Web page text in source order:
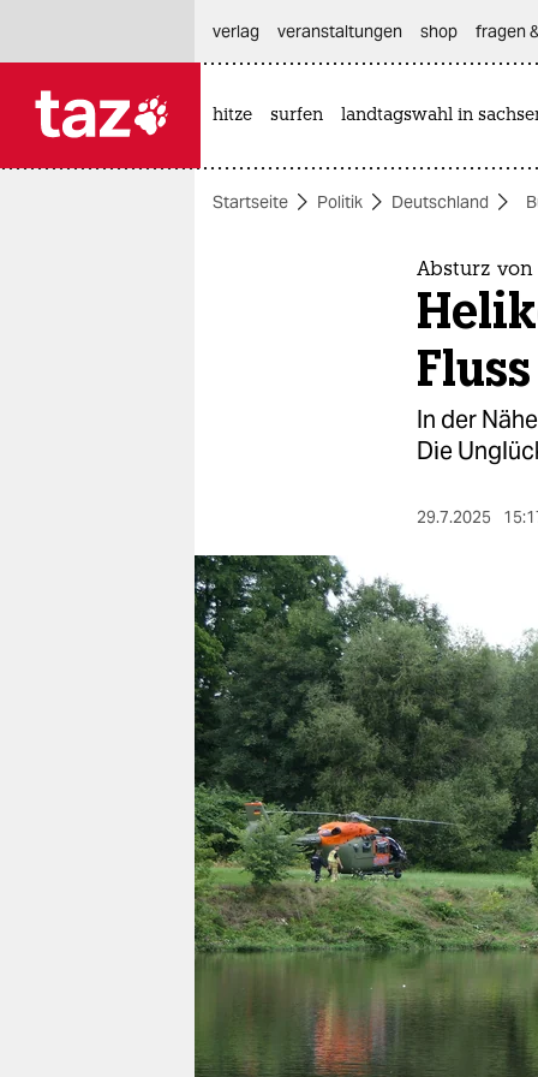
themen
nord
wahrheit
verlag
verlag
veranstaltungen
shop
fragen & hilfe
unterstützen
genossenschaft
verlag
veranstaltungen shop fragen
hitze surfen landtagswahl in
Startseite Politik Deutschland
Absturz
Fluss
In der
Die
29.7.2025